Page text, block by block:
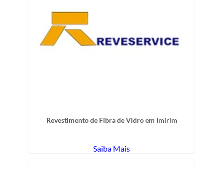
Revestimento de Fibra de Vidro em Imirim
Saiba Mais